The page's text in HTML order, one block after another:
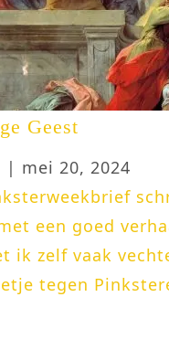
Geest
| mei 20, 2024
een goed
ik zelf vaak
tegen